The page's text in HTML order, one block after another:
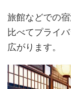
旅館などでの
比べてプライ
広がります。